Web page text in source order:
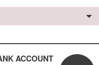
ACCOUNT